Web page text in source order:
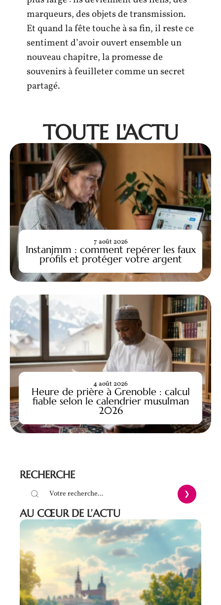
marqueurs, des objets de transmission.
Et quand la fête touche à sa fin, il reste ce
sentiment d’avoir ouvert ensemble un
nouveau chapitre, la promesse de
souvenirs à feuilleter comme un secret
partagé.
TOUTE L'ACTU
Instanjmm : comment repérer les faux
profils et protéger votre argent
7 août 2026
Heure de prière à Grenoble : calcul
fiable selon le calendrier musulman
2026
4 août 2026
RECHERCHE
AU CŒUR DE L’ACTU